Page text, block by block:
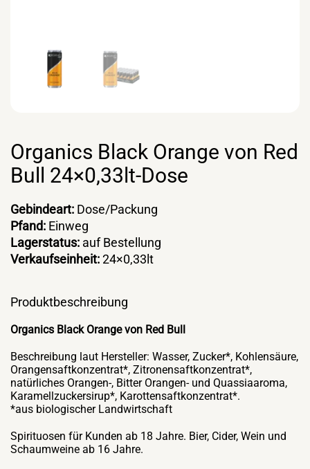
Organics Black Orange von Red
Bull 24×0,33lt-Dose
Gebindeart: Dose/Packung
Pfand: Einweg
Lagerstatus: auf Bestellung
Verkaufseinheit:24×0,33lt
Produktbeschreibung
Organics Black Orange von Red Bull
Beschreibung laut Hersteller: Wasser, Zucker*, Kohlensäure,
Orangensaftkonzentrat*, Zitronensaftkonzentrat*,
natürliches Orangen-, Bitter Orangen- und Quassiaaroma,
Karamellzuckersirup*, Karottensaftkonzentrat*.
*aus biologischer Landwirtschaft
Spirituosen für Kunden ab 18 Jahre. Bier, Cider, Wein und
Schaumweine ab 16 Jahre.